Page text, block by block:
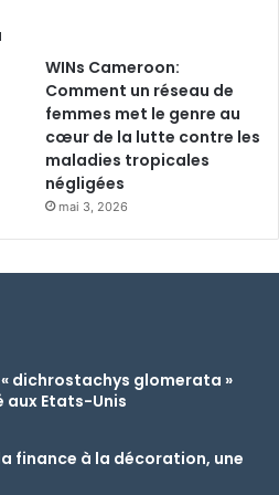
WINs Cameroon:
Comment un réseau de
femmes met le genre au
cœur de la lutte contre les
maladies tropicales
négligées
mai 3, 2026
dichrostachys glomerata »
Etats-Unis
la finance à la décoration, une